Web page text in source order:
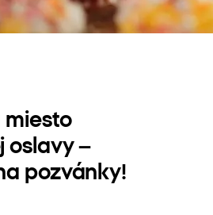
oslavy –
pozvánky!